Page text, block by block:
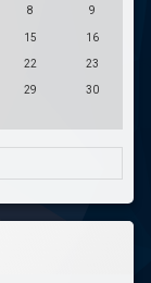
8 9
15 16
22 23
29 30